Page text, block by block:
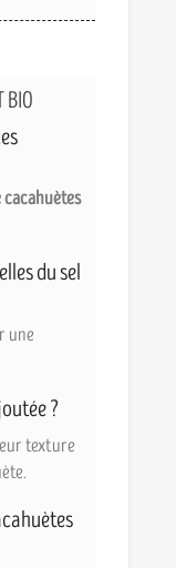
BIO
cacahuètes
du sel
une
?
texture